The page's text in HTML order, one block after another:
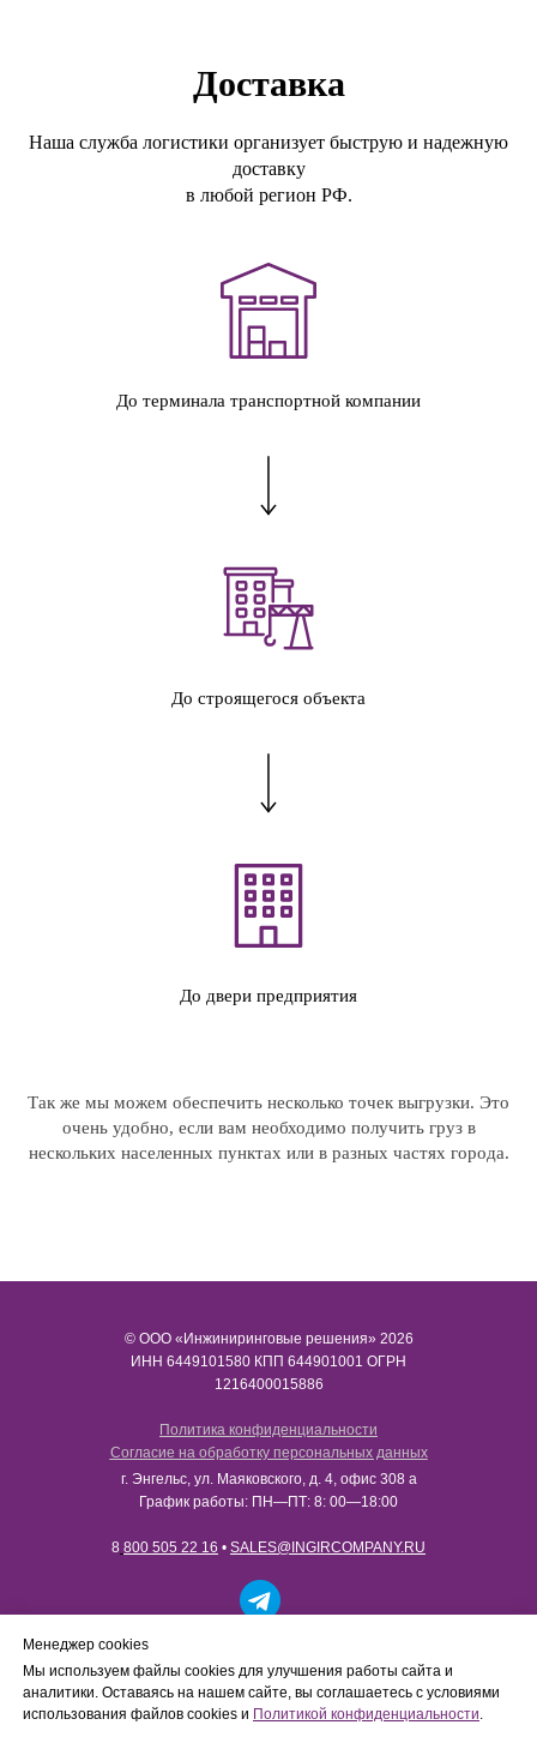
Менеджер cookies
Мы используем файлы cookies для улучшения работы сайта и
аналитики. Оставаясь на нашем сайте, вы соглашаетесь с условиями
использования файлов cookies и Политикой конфиденциальности.
Доставка
Наша служба логистики организует быструю и надежную
доставку
в любой регион РФ.
До терминала транспортной компании
До строящегося объекта
До двери предприятия
Так же мы можем обеспечить несколько точек выгрузки. Это
очень удобно, если вам необходимо получить груз в
нескольких населенных пунктах или в разных частях города.
© ООО «Инжиниринговые решения» 2026
ИНН​​​​​​​ 6449101580 КПП 644901001 ОГРН
1216400015886
Политика конфиденциальности
Согласие на обработку персональных данных
Работаем только с юридическими лицами в рамках
B2B-сотрудничества. Сайт носит информационный
характер, не является интернет-магазином и не
осуществляет розничную продажу товаров
физическим лицам.
г. Энгельс, ул. Маяковского, д. 4, офис 308 а
График работы: ПН—ПТ: 8: 00—18:00
8 800 505 22 16 • SALES@INGIRCOMPANY.RU